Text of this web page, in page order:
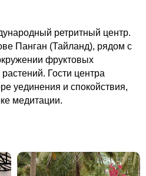
ретритный центр.
Панган (Тайланд), рядом с
фруктовых
Гости центра
уединения и спокойствия,
медитации.